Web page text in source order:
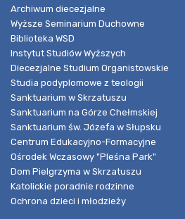
Archiwum diecezjalne
Wyższe Seminarium Duchowne
Biblioteka WSD
Instytut Studiów Wyższych
Diecezjalne Studium Organistowskie
Studia podyplomowe z teologii
Sanktuarium w Skrzatuszu
Sanktuarium na Górze Chełmskiej
Sanktuarium św. Józefa w Słupsku
Centrum Edukacyjno-Formacyjne
Ośrodek Wczasowy "Pleśna Park"
Dom Pielgrzyma w Skrzatuszu
Katolickie poradnie rodzinne
Ochrona dzieci i młodzieży